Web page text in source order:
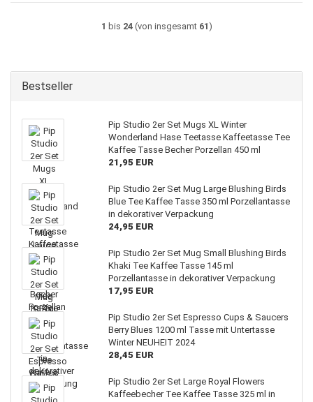
1 bis 24(von insgesamt 61)
Bestseller
Pip Studio 2er Set Mugs XL Winter
Wonderland Hase Teetasse Kaffeetasse Tee
Kaffee Tasse Becher Porzellan 450 ml
21,95 EUR
Pip Studio 2er Set Mug Large Blushing Birds
Blue Tee Kaffee Tasse 350 ml Porzellantasse
in dekorativer Verpackung
24,95 EUR
Pip Studio 2er Set Mug Small Blushing Birds
Khaki Tee Kaffee Tasse 145 ml
Porzellantasse in dekorativer Verpackung
17,95 EUR
Pip Studio 2er Set Espresso Cups & Saucers
Berry Blues 1200 ml Tasse mit Untertasse
Winter NEUHEIT 2024
28,45 EUR
Pip Studio 2er Set Large Royal Flowers
Kaffeebecher Tee Kaffee Tasse 325 ml in